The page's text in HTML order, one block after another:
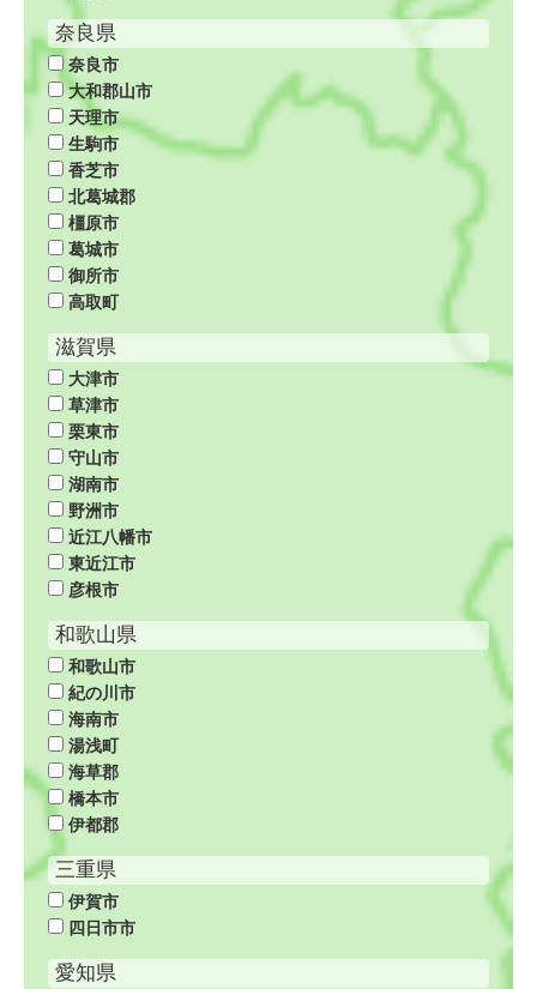
奈良県
奈良市
大和郡山市
天理市
生駒市
香芝市
北葛城郡
橿原市
葛城市
御所市
高取町
滋賀県
大津市
草津市
栗東市
守山市
湖南市
野洲市
近江八幡市
東近江市
彦根市
和歌山県
和歌山市
紀の川市
海南市
湯浅町
海草郡
橋本市
伊都郡
三重県
伊賀市
四日市市
愛知県